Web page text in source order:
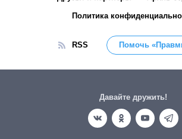
Политика
RSS Помочь
Давайте дружить!